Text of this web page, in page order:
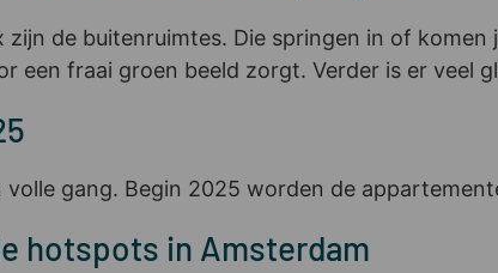
zijn de buitenruimtes. Die springen in of
een fraai groen beeld zorgt. Verder is er veel
volle gang. Begin 2025 worden de
hotspots in Amsterdam